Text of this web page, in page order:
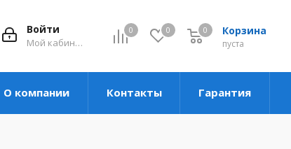
0 0 Корзина
пуста
0
Войти
Мой кабинет
О компании Контакты Гарантия